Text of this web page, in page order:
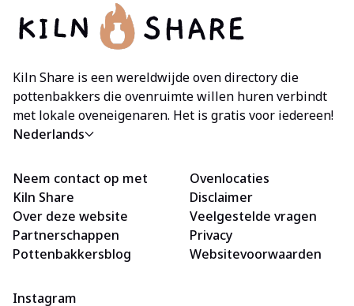
Kiln Share is een wereldwijde oven directory die
pottenbakkers die ovenruimte willen huren verbindt
met lokale oveneigenaren. Het is gratis voor iedereen!
Nederlands
Neem contact op met
Kiln Share
Over deze website
Partnerschappen
Pottenbakkersblog
Ovenlocaties
Disclaimer
Veelgestelde vragen
Privacy
Websitevoorwaarden
Instagram